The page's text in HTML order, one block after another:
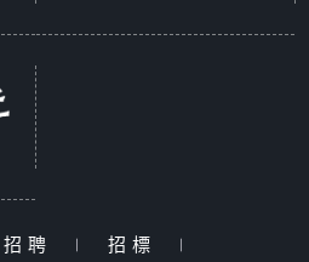
招聘 | 招標
|